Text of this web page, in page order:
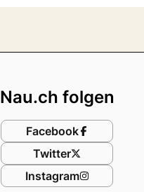
Nau.ch folgen
Facebook
Twitter
Instagram